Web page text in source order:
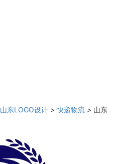
山东LOGO设计 >快递物流 > 山东